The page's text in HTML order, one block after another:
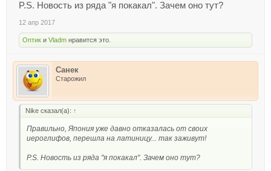
P.S. Новость из ряда "я покакал". Зачем оно тут?
12 апр 2017
Оптик и Vladm нравится это.
Санек
Старожил
Nike сказал(а): ↑
Правильно, Япония уже давно отказалась от своих
иероглифов, перешла на латиницу... так заживут!
P.S. Новость из ряда "я покакал". Зачем оно тут?